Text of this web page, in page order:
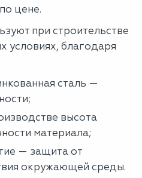
цене.
при строительстве
условиях, благодаря
сталь —
высота
материала;
— защита от
окружающей среды.